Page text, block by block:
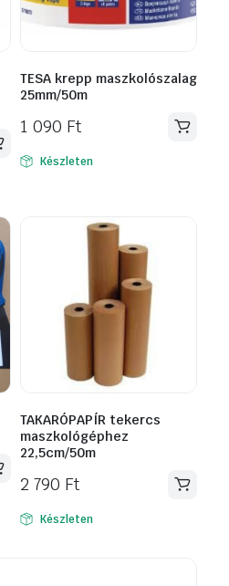
TESA krepp maszkolószalag
25mm/50m
1 090 Ft
Készleten
TAKARÓPAPÍR tekercs
maszkológéphez
22,5cm/50m
2 790 Ft
Készleten